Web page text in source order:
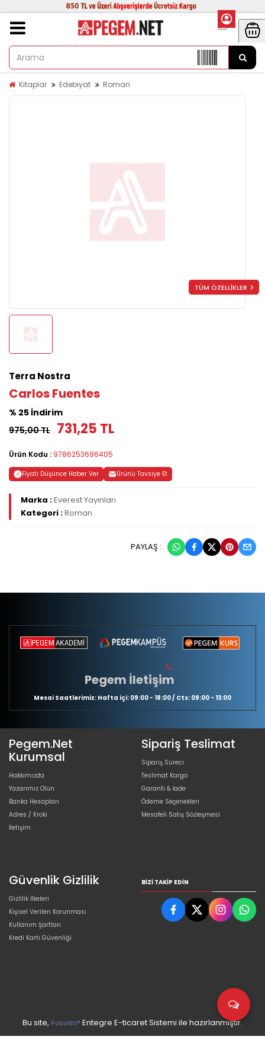
Kitaplar Edebiyat Roman
TÜM ÖZELLİKLER
Terra Nostra
Carlos Fuentes
% 25 İndirim
975,00 TL 731,25 TL
Ürün Kodu : 9786253696405
Fiyatı Düşünce Haber Ver Ürünü Tavsiye Et
Marka :Everest Yayınları
Kategori :Roman
PAYLAŞ :
Pegem İletişim
Mesai Saatlerimiz: Hafta içi: 09:00 - 18:00 / Cts: 09:00 - 13:00
Pegem.Net
Kurumsal
Hakkımızda
Yazarımız Olun
Banka Hesapları
Adres / Kroki
İletişim
Sipariş Teslimat
Sipariş Süreci
Teslimat Kargo
Garanti & İade
Ödeme Seçenekleri
Mesafeli Satış Sözleşmesi
Güvenlik Gizlilik
Gizlilik İlkeleri
Kişisel Verilen Korunması
Kullanım Şartları
Kredi Kartı Güvenliği
BIZI TAKIP EDIN
Bu site, PobolEti® Entegre E-ticaret Sistemi ile hazırlanmıştır.